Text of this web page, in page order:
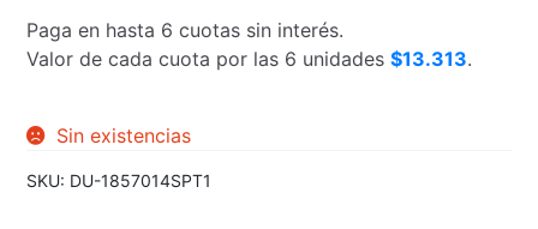
$159.750.
$79.875.
Paga en hasta 6 cuotas sin interés.
Valor de cada cuota por las 6 unidades$13.313.
Sin existencias
SKU: DU-1857014SPT1